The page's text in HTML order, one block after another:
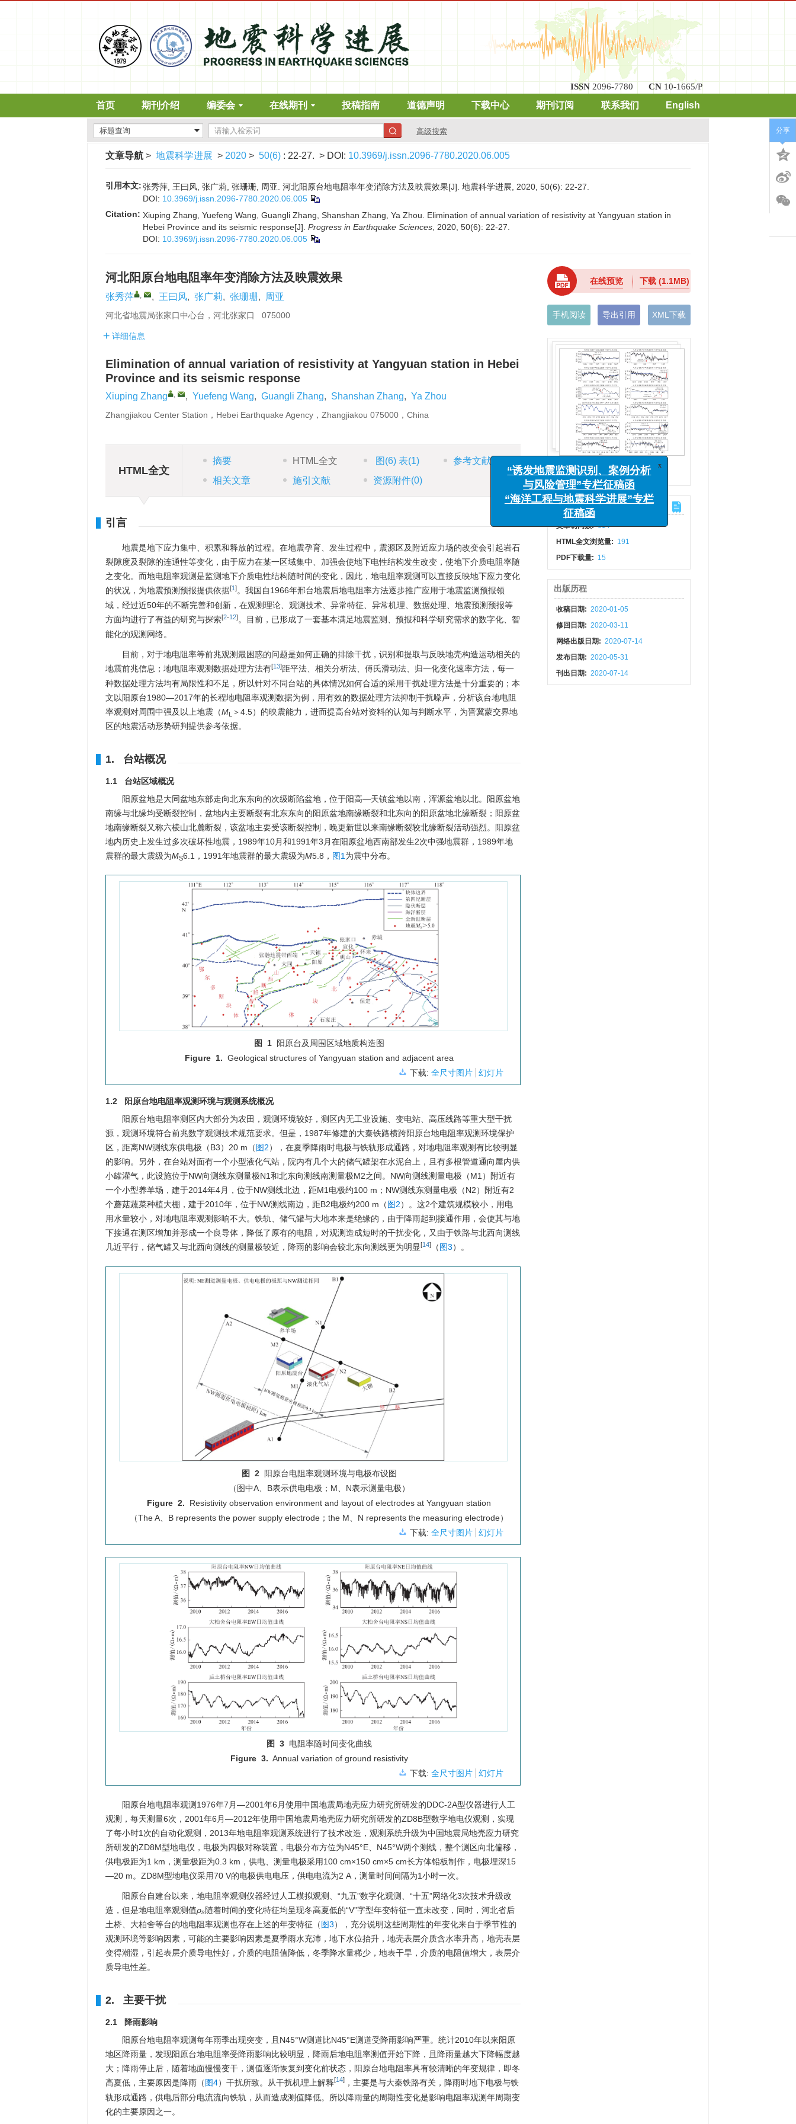
ISSN 2096-7780 CN 10-1665/P
首页 期刊介绍 编委会 在线期刊 投稿指南 道德声明 下载中心 期刊订阅 联系我们 English
高级搜索
文章导航 > 地震科学进展 > 2020 > 50(6) : 22-27. > DOI: 10.3969/j.issn.2096-7780.2020.06.005
引用本文:张秀萍, 王曰风, 张广莉, 张珊珊, 周亚. 河北阳原台地电阻率年变消除方法及映震效果[J]. 地震科学进展, 2020, 50(6): 22-27.
DOI: 10.3969/j.issn.2096-7780.2020.06.005
Citation: Xiuping Zhang, Yuefeng Wang, Guangli Zhang, Shanshan Zhang, Ya Zhou. Elimination of annual variation of resistivity at Yangyuan station in
Hebei Province and its seismic response[J]. Progress in Earthquake Sciences , 2020, 50(6): 22-27.
DOI: 10.3969/j.issn.2096-7780.2020.06.005
河北阳原台地电阻率年变消除方法及映震效果
张秀萍 , , 王曰风, 张广莉, 张珊珊, 周亚
河北省地震局张家口中心台，河北张家口 075000
详细信息
Elimination of annual variation of resistivity at Yangyuan station in Hebei
Province and its seismic response
Xiuping Zhang , , Yuefeng Wang, Guangli Zhang, Shanshan Zhang, Ya Zhou
Zhangjiakou Center Station，Hebei Earthquake Agency，Zhangjiakou 075000，China
HTML全文
摘要 HTML全文 图 (6)表(1) 参考文献(18)
相关文章
施引文献 资源附件(0)
引言
地震是地下应力集中、积累和释放的过程。在地震孕育、发生过程中，震源区及附近应力场的改变会引起岩石
裂隙度及裂隙的连通性等变化，由于应力在某一区域集中、加强会使地下电性结构发生改变，使地下介质电阻率随
之变化。而地电阻率观测是监测地下介质电性结构随时间的变化，因此，地电阻率观测可以直接反映地下应力变化
的状况，为地震预测预报提供依据[1]。我国自1966年邢台地震后地电阻率方法逐步推广应用于地震监测预报领
域，经过近50年的不断完善和创新，在观测理论、观测技术、异常特征、异常机理、数据处理、地震预测预报等
方面均进行了有益的研究与探索[2-12]。目前，已形成了一套基本满足地震监测、预报和科学研究需求的数字化、智
能化的观测网络。
目前，对于地电阻率等前兆观测最困惑的问题是如何正确的排除干扰，识别和提取与反映地壳构造运动相关的
地震前兆信息；地电阻率观测数据处理方法有[13]距平法、相关分析法、傅氏滑动法、归一化变化速率方法，每一
种数据处理方法均有局限性和不足，所以针对不同台站的具体情况如何合适的采用干扰处理方法是十分重要的；本
文以阳原台1980—2017年的长程地电阻率观测数据为例，用有效的数据处理方法抑制干扰噪声，分析该台地电阻
率观测对周围中强及以上地震（ML ＞4.5）的映震能力，进而提高台站对资料的认知与判断水平，为晋冀蒙交界地
区的地震活动形势研判提供参考依据。
1. 台站概况
1.1 台站区域概况
阳原盆地是大同盆地东部走向北东东向的次级断陷盆地，位于阳高—天镇盆地以南，浑源盆地以北。阳原盆地
南缘与北缘均受断裂控制，盆地内主要断裂有北东东向的阳原盆地南缘断裂和北东向的阳原盆地北缘断裂；阳原盆
地南缘断裂又称六棱山北麓断裂，该盆地主要受该断裂控制，晚更新世以来南缘断裂较北缘断裂活动强烈。阳原盆
地内历史上发生过多次破坏性地震，1989年10月和1991年3月在阳原盆地西南部发生2次中强地震群，1989年地
震群的最大震级为MS6.1，1991年地震群的最大震级为M5.8， 图1 为震中分布。
图 1 阳原台及周围区域地质构造图
Figure 1. Geological structures of Yangyuan station and adjacent area
下载:全尺寸图片 幻灯片
1.2 阳原台地电阻率观测环境与观测系统概况
阳原台地电阻率测区内大部分为农田，观测环境较好，测区内无工业设施、变电站、高压线路等重大型干扰
源，观测环境符合前兆数字观测技术规范要求。但是，1987年修建的大秦铁路横跨阳原台地电阻率观测环境保护
区，距离NW测线东供电极（B3）20 m（图2），在夏季降雨时电极与铁轨形成通路，对地电阻率观测有比较明显
的影响。另外，在台站对面有一个小型液化气站，院内有几个大的储气罐架在水泥台上，且有多根管道通向屋内供
小罐灌气，此设施位于NW向测线东测量极N1和北东向测线南测量极M2之间。NW向测线测量电极（M1）附近有
一个小型养羊场，建于2014年4月，位于NW测线北边，距M1电极约100 m；NW测线东测量电极（N2）附近有2
个蘑菇蔬菜种植大棚，建于2010年，位于NW测线南边，距B2电极约200 m（图2）。这2个建筑规模较小，用电
用水量较小，对地电阻率观测影响不大。铁轨、储气罐与大地本来是绝缘的，由于降雨起到接通作用，会使其与地
下接通在测区增加并形成一个良导体，降低了原有的电阻，对观测造成短时的干扰变化，又由于铁路与北西向测线
几近平行，储气罐又与北西向测线的测量极较近，降雨的影响会较北东向测线更为明显[14] （图3）。
图 2 阳原台电阻率观测环境与电极布设图
（图中A、B表示供电电极；M、N表示测量电极）
Figure 2.
Resistivity observation environment and layout of electrodes at Yangyuan station
（The A、B represents the power supply electrode；the M、N represents the measuring electrode）
下载:全尺寸图片 幻灯片
图 3 电阻率随时间变化曲线
Figure 3. Annual variation of ground resistivity
下载:全尺寸图片 幻灯片
阳原台地电阻率观测1976年7月—2001年6月使用中国地震局地壳应力研究所研发的DDC-2A型仪器进行人工
观测，每天测量6次，2001年6月—2012年使用中国地震局地壳应力研究所研发的ZD8B型数字地电仪观测，实现
了每小时1次的自动化观测，2013年地电阻率观测系统进行了技术改造，观测系统升级为中国地震局地壳应力研究
所研发的ZD8M型地电仪，电极为四极对称装置，电极分布方位为N45°E、N45°W两个测线，整个测区向北偏移，
供电极距为1 km，测量极距为0.3 km，供电、测量电极采用100 cm×150 cm×5 cm长方体铅板制作，电极埋深15
—20 m。ZD8M型地电仪采用70 V的电极供电电压，供电电流为2 A，测量时间间隔为1小时一次。
阳原台自建台以来，地电阻率观测仪器经过人工模拟观测、“九五”数字化观测、“十五”网络化3次技术升级改
造，但是地电阻率观测值ρs随着时间的变化特征均呈现冬高夏低的“V”字型年变特征一直未改变，同时，河北省后
土桥、大柏舍等台的地电阻率观测也存在上述的年变特征（图3），充分说明这些周期性的年变化来自于季节性的
观测环境等影响因素，可能的主要影响因素是夏季雨水充沛，地下水位抬升，地壳表层介质含水率升高，地壳表层
变得潮湿，引起表层介质导电性好，介质的电阻值降低，冬季降水量稀少，地表干旱，介质的电阻值增大，表层介
质导电性差。
2. 主要干扰
2.1 降雨影响
阳原台地电阻率观测每年雨季出现突变，且N45°W测道比N45°E测道受降雨影响严重。统计2010年以来阳原
地区降雨量，发现阳原台地电阻率受降雨影响比较明显，降雨后地电阻率测值开始下降，且降雨量越大下降幅度越
大；降雨停止后，随着地面慢慢变干，测值逐渐恢复到变化前状态，阳原台地电阻率具有较清晰的年变规律，即冬
高夏低，主要原因是降雨（图4）干扰所致。从干扰机理上解释[14] ，主要是与大秦铁路有关，降雨时地下电极与铁
轨形成通路，供电后部分电流流向铁轨，从而造成测值降低。所以降雨量的周期性变化是影响电阻率观测年周期变
化的主要原因之一。
在线预览 下载(1.1MB)
手机阅读 导出引用 XML下载
图(6)/ 表(1)
计量
文章访问数: 614
HTML全文浏览量: 191
PDF下载量: 15
出版历程
收稿日期: 2020-01-05
修回日期: 2020-03-11
网络出版日期: 2020-07-14
发布日期: 2020-05-31
刊出日期: 2020-07-14
分享
x
“诱发地震监测识别、案例分析
与风险管理”专栏征稿函
“海洋工程与地震科学进展”专栏
征稿函